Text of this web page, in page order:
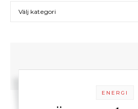
ENERGI